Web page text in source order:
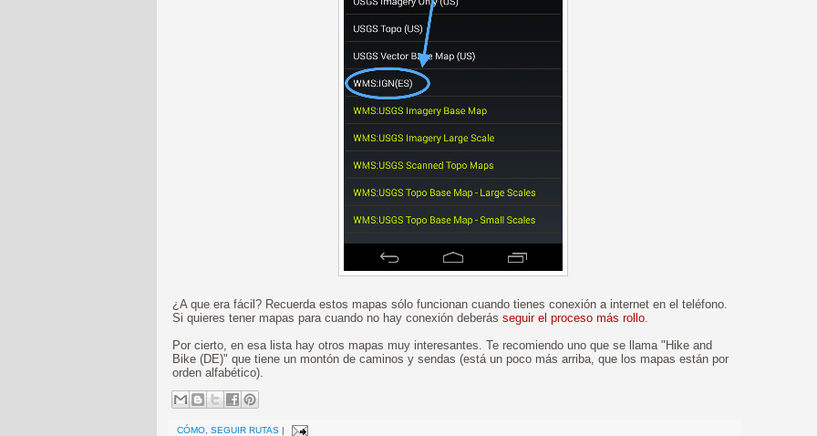
¿A que era fácil? Recuerda estos mapas sólo funcionan cuando tienes conexión a internet en el teléfono.
Si quieres tener mapas para cuando no hay conexión deberás seguir el proceso más rollo.
Por cierto, en esa lista hay otros mapas muy interesantes. Te recomiendo uno que se llama "Hike and
Bike (DE)" que tiene un montón de caminos y sendas (está un poco más arriba, que los mapas están por
orden alfabético).
CÓMO SEGUIR RUTAS |